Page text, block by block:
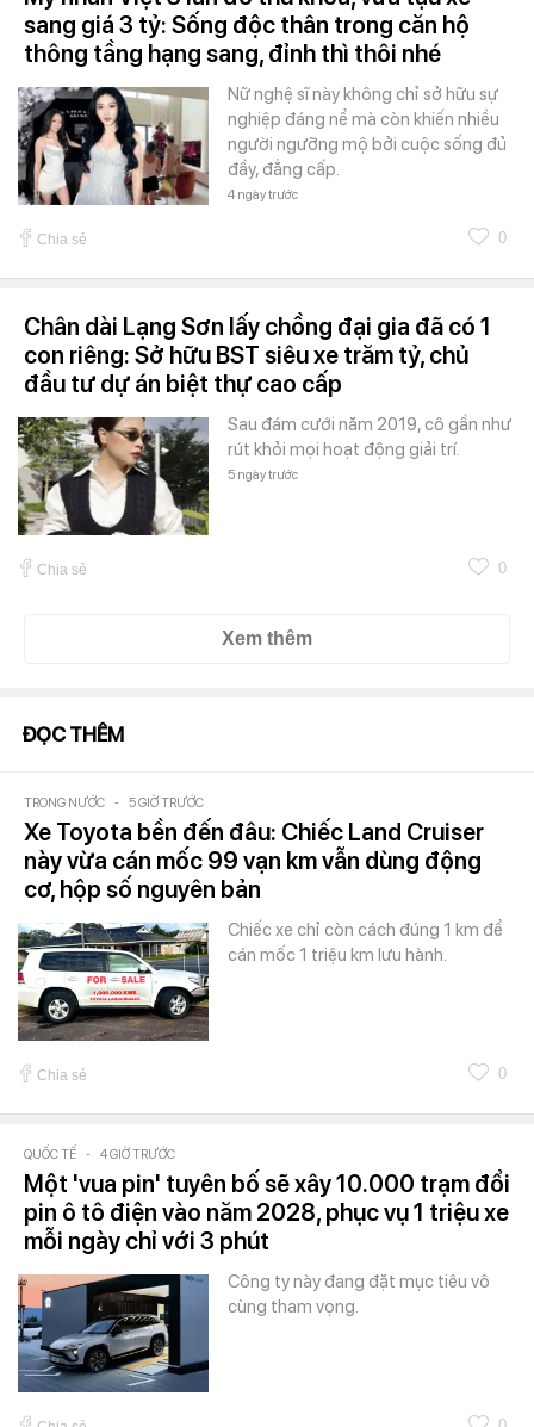
sang giá 3 tỷ: Sống độc thân trong căn hộ
thông tầng hạng sang, đỉnh thì thôi nhé
Nữ nghệ sĩ này không chỉ sở hữu sự
nghiệp đáng nể mà còn khiến nhiều
người ngưỡng mộ bởi cuộc sống đủ
đầy, đẳng cấp.
4 ngày trước
Chia sẻ 0
Chân dài Lạng Sơn lấy chồng đại gia đã có 1
con riêng: Sở hữu BST siêu xe trăm tỷ, chủ
đầu tư dự án biệt thự cao cấp
Sau đám cưới năm 2019, cô gần như
rút khỏi mọi hoạt động giải trí.
5 ngày trước
Chia sẻ 0
Xem thêm
ĐỌC THÊM
TRONG NƯỚC - 5 GIỜ TRƯỚC
Xe Toyota bền đến đâu: Chiếc Land Cruiser
này vừa cán mốc 99 vạn km vẫn dùng động
cơ, hộp số nguyên bản
Chiếc xe chỉ còn cách đúng 1 km để
cán mốc 1 triệu km lưu hành.
Chia sẻ 0
QUỐC TẾ - 4 GIỜ TRƯỚC
Một 'vua pin' tuyên bố sẽ xây 10.000 trạm đổi
pin ô tô điện vào năm 2028, phục vụ 1 triệu xe
mỗi ngày chỉ với 3 phút
Công ty này đang đặt mục tiêu vô
cùng tham vọng.